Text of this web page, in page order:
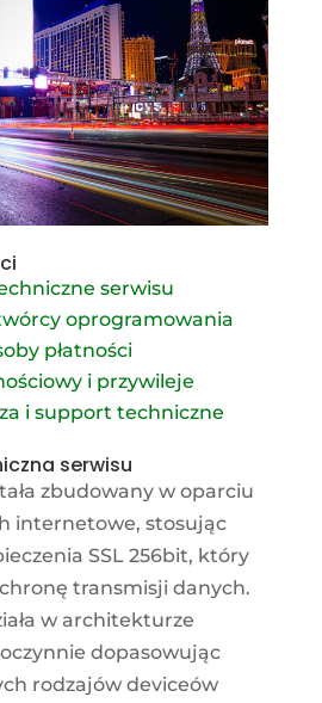
serwisu
oprogramowania
płatności
i przywileje
i support techniczne
serwisu
zbudowany w oparciu
internetowe, stosując
SSL 256bit, który
transmisji danych.
w architekturze
dopasowując
rodzajów deviceów